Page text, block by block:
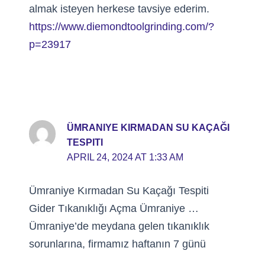
almak isteyen herkese tavsiye ederim.
https://www.diemondtoolgrinding.com/?
p=23917
ÜMRANIYE KIRMADAN SU KAÇAĞI
TESPITI
APRIL 24, 2024 AT 1:33 AM
Ümraniye Kırmadan Su Kaçağı Tespiti
Gider Tıkanıklığı Açma Ümraniye …
Ümraniye’de meydana gelen tıkanıklık
sorunlarına, firmamız haftanın 7 günü